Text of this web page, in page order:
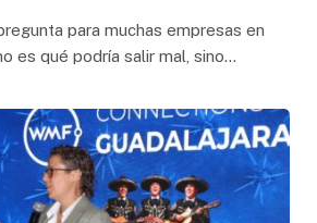
para muchas empresas en
es qué podría salir mal, sino…